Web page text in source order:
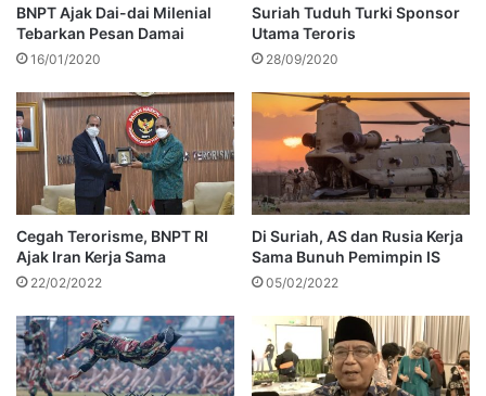
BNPT Ajak Dai-dai Milenial
Tebarkan Pesan Damai
16/01/2020
Suriah Tuduh Turki Sponsor
Utama Teroris
28/09/2020
Cegah Terorisme, BNPT RI
Ajak Iran Kerja Sama
22/02/2022
Di Suriah, AS dan Rusia Kerja
Sama Bunuh Pemimpin IS
05/02/2022